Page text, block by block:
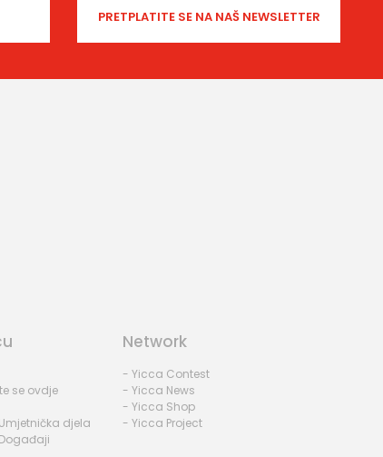
se ovdje
djela
Network
- Yicca Contest
- Yicca News
- Yicca Shop
- Yicca Project